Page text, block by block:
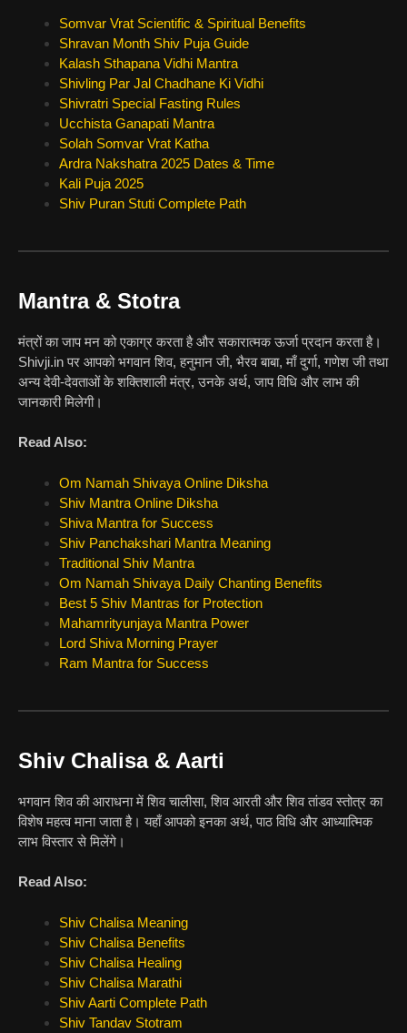
Somvar Vrat Scientific & Spiritual Benefits
Shravan Month Shiv Puja Guide
Kalash Sthapana Vidhi Mantra
Shivling Par Jal Chadhane Ki Vidhi
Shivratri Special Fasting Rules
Ucchista Ganapati Mantra
Solah Somvar Vrat Katha
Ardra Nakshatra 2025 Dates & Time
Kali Puja 2025
Shiv Puran Stuti Complete Path
Mantra & Stotra
मंत्रों का जाप मन को एकाग्र करता है और सकारात्मक ऊर्जा प्रदान करता है।
Shivji.in पर आपको भगवान शिव, हनुमान जी, भैरव बाबा, माँ दुर्गा, गणेश जी तथा
अन्य देवी-देवताओं के शक्तिशाली मंत्र, उनके अर्थ, जाप विधि और लाभ की
जानकारी मिलेगी।
Read Also:
Om Namah Shivaya Online Diksha
Shiv Mantra Online Diksha
Shiva Mantra for Success
Shiv Panchakshari Mantra Meaning
Traditional Shiv Mantra
Om Namah Shivaya Daily Chanting Benefits
Best 5 Shiv Mantras for Protection
Mahamrityunjaya Mantra Power
Lord Shiva Morning Prayer
Ram Mantra for Success
Shiv Chalisa & Aarti
भगवान शिव की आराधना में शिव चालीसा, शिव आरती और शिव तांडव स्तोत्र का
विशेष महत्व माना जाता है। यहाँ आपको इनका अर्थ, पाठ विधि और आध्यात्मिक
लाभ विस्तार से मिलेंगे।
Read Also:
Shiv Chalisa Meaning
Shiv Chalisa Benefits
Shiv Chalisa Healing
Shiv Chalisa Marathi
Shiv Aarti Complete Path
Shiv Tandav Stotram